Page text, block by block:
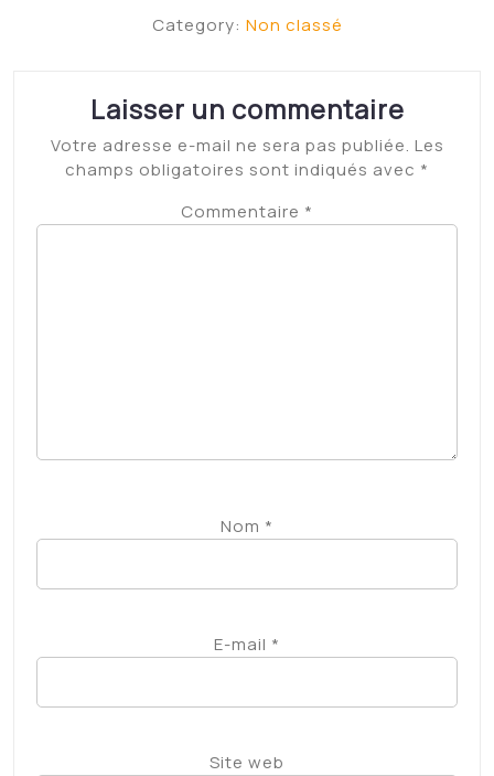
Category: Non classé
Laisser un commentaire
Votre adresse e-mail ne sera pas publiée. Les
champs obligatoires sont indiqués avec *
Commentaire *
Nom *
E-mail *
Site web